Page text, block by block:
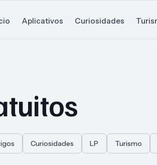
Aplicativos Curiosidades
Curiosidades LP Turismo